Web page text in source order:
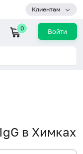
Клиентам
0 Войти
в Химках